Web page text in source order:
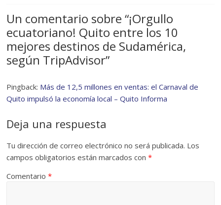
Un comentario sobre “¡Orgullo
ecuatoriano! Quito entre los 10
mejores destinos de Sudamérica,
según TripAdvisor”
Pingback: Más de 12,5 millones en ventas: el Carnaval de
Quito impulsó la economía local – Quito Informa
Deja una respuesta
Tu dirección de correo electrónico no será publicada. Los
campos obligatorios están marcados con*
Comentario*